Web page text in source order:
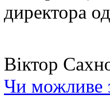
директора
Віктор
Чи можливе